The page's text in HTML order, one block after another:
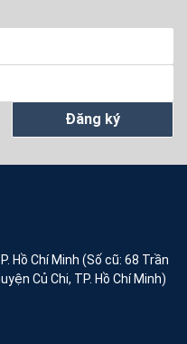
Đăng ký
Hồ Chí Minh (Số cũ: 68 Trần
Củ Chi, TP. Hồ Chí Minh)